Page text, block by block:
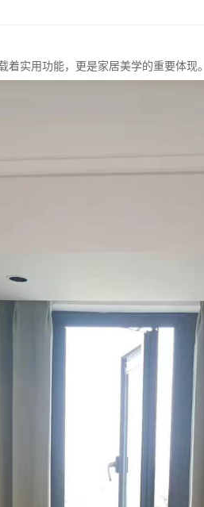
实用功能，更是家居美学的重要体现。